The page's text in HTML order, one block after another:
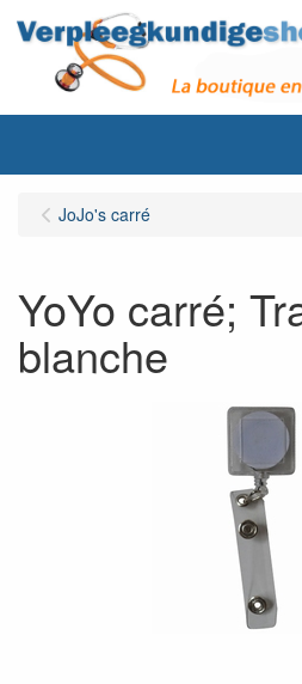
JoJo's carré
YoYo carré;
blanche